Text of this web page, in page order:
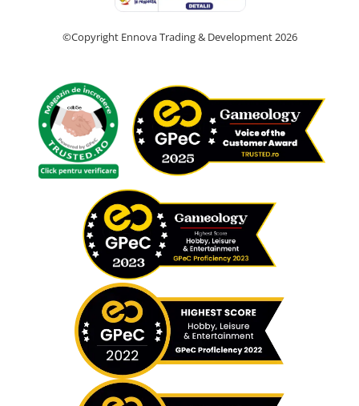
©Copyright Ennova Trading & Development 2026